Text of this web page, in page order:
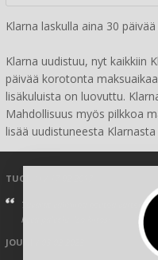
Klarna laskulla aina 30
Klarna uudistuu, nyt kaikkiin
päivää korotonta
lisäkuluista on luovuttu.
Mahdollisuus myös pilkkoa
lisää uudistuneesta Klarnasta
TUOMO
Tavarat valmiina noutoa varten
hyvä palvelu. Iso kiitos!
JOUNI